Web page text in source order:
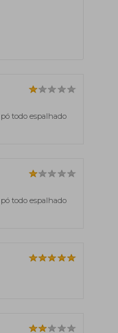
todo espalhado
todo espalhado